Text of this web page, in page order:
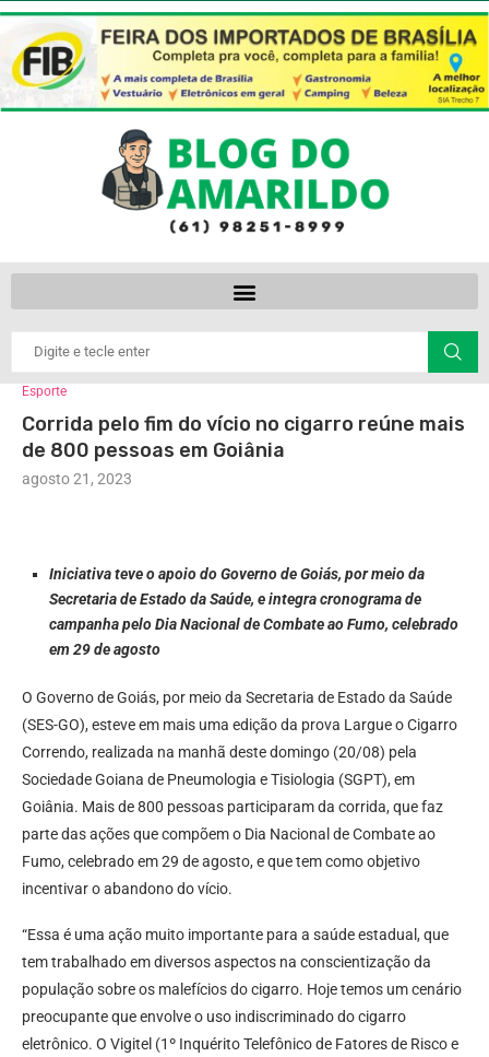
Esporte
Corrida pelo fim do vício no cigarro reúne mais
de 800 pessoas em Goiânia
agosto 21, 2023
Iniciativa teve o apoio do Governo de Goiás, por meio da
Secretaria de Estado da Saúde, e integra cronograma de
campanha pelo Dia Nacional de Combate ao Fumo, celebrado
em 29 de agosto
O Governo de Goiás, por meio da Secretaria de Estado da Saúde
(SES-GO), esteve em mais uma edição da prova Largue o Cigarro
Correndo, realizada na manhã deste domingo (20/08) pela
Sociedade Goiana de Pneumologia e Tisiologia (SGPT), em
Goiânia. Mais de 800 pessoas participaram da corrida, que faz
parte das ações que compõem o Dia Nacional de Combate ao
Fumo, celebrado em 29 de agosto, e que tem como objetivo
incentivar o abandono do vício.
“Essa é uma ação muito importante para a saúde estadual, que
tem trabalhado em diversos aspectos na conscientização da
população sobre os malefícios do cigarro. Hoje temos um cenário
preocupante que envolve o uso indiscriminado do cigarro
eletrônico. O Vigitel (1º Inquérito Telefônico de Fatores de Risco e